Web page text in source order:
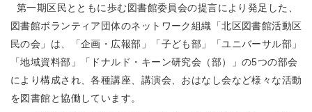
第一期区民とともに歩む図書館委員会の提言により発足した、
図書館ボランティア団体のネットワーク組織「北区図書館活動区
民の会」は、「企画・広報部」「子ども部」「ユニバーサル部」
「地域資料部」「ドナルド・キーン研究会（部）」の5つの部会
により構成され、各種講座、講演会、おはなし会など様々な活動
を図書館と協働しています。